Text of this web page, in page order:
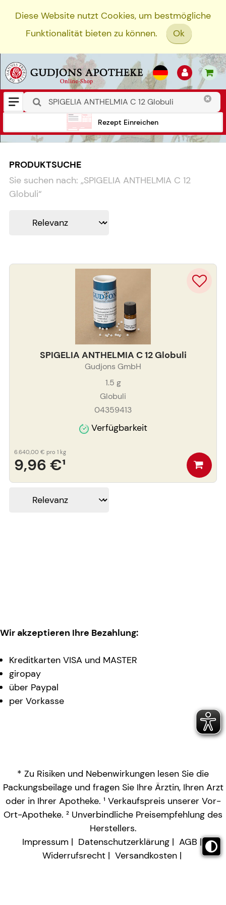
Diese Website nutzt Cookies, um bestmögliche
Funktionalität bieten zu können.
Ok
Rezept Einreichen
PRODUKTSUCHE
Sie suchen nach: „SPIGELIA ANTHELMIA C 12
Globuli“
SPIGELIA ANTHELMIA C 12 Globuli
Gudjons GmbH
1.5 g
Globuli
04359413
Verfügbarkeit
9,96 €¹
6.640,00 € pro 1 kg
Wir akzeptieren Ihre Bezahlung:
Kreditkarten VISA und MASTER
giropay
über Paypal
per Vorkasse
* Zu Risiken und Nebenwirkungen lesen Sie die
Packungsbeilage und fragen Sie Ihre Ärztin, Ihren Arzt
oder in Ihrer Apotheke. ¹ Verkaufspreis unserer Vor-
Ort-Apotheke. ² Unverbindliche Preisempfehlung des
Herstellers.
Impressum
Datenschutzerklärung
AGB
Widerrufsrecht
Versandkosten